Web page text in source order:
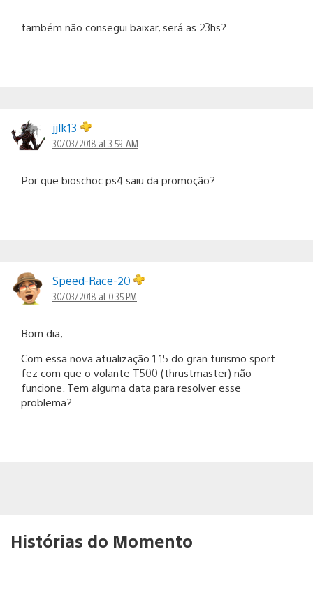
também não consegui baixar, será as 23hs?
jjlk13
30/03/2018 at 3:59 AM
Por que bioschoc ps4 saiu da promoção?
Speed-Race-20
30/03/2018 at 0:35 PM
Bom dia,
Com essa nova atualização 1.15 do gran turismo sport
fez com que o volante T500 (thrustmaster) não
funcione. Tem alguma data para resolver esse
problema?
Histórias do Momento